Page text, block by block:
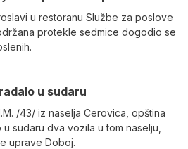
u restoranu Službe za poslove
protekle sedmice dogodio se
u sudaru
/43/ iz naselja Cerovica, opština
sudaru dva vozila u tom naselju,
uprave Doboj.